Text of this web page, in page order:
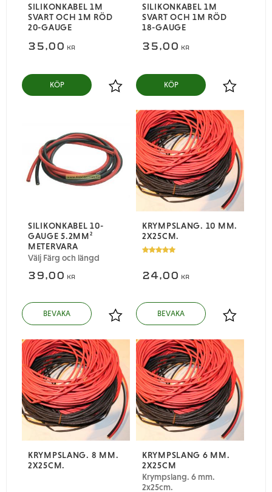
SILIKONKABEL 1M
SVART OCH 1M RÖD
20-GAUGE
35,00 KR
Lägg till i favoriter
KÖP
SILIKONKABEL 1M
SVART OCH 1M RÖD
18-GAUGE
35,00 KR
Lägg till i
KÖP
SILIKONKABEL 10-
GAUGE 5.2MM²
METERVARA
Välj Färg och längd
39,00 KR
Lägg till i favoriter
KRYMPSLANG. 10 MM.
2X25CM.
24,00 KR
Lägg till i
KRYMPSLANG. 8 MM.
2X25CM.
KRYMPSLANG 6 MM.
2X25CM
Krympslang. 6 mm.
2x25cm.